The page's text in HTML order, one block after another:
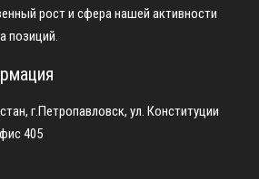
рост и сфера нашей активности
позиций.
г.Петропавловск, ул. Конституции
405